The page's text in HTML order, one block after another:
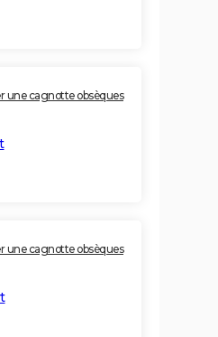
une cagnotte obsèques
une cagnotte obsèques